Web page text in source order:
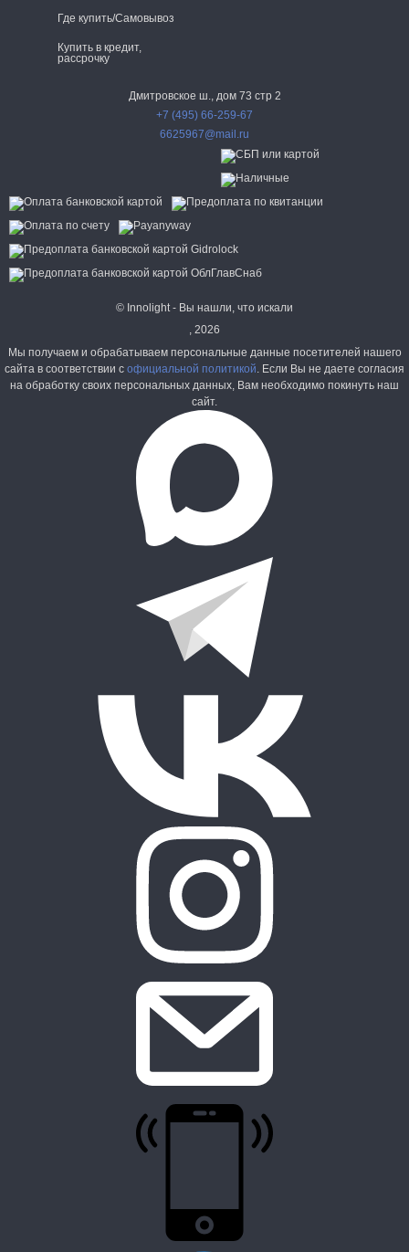
Где купить/Самовывоз
Купить в кредит,
рассрочку
Дмитровское ш., дом 73 стр 2
+7 (495) 66-259-67
6625967@mail.ru
© Innolight - Вы нашли, что искали
, 2026
Мы получаем и обрабатываем персональные данные посетителей нашего
сайта в соответствии с официальной политикой. Если Вы не даете согласия
на обработку своих персональных данных, Вам необходимо покинуть наш
сайт.